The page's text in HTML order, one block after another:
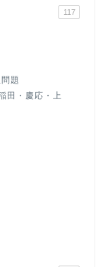
117
題
田・慶応・上